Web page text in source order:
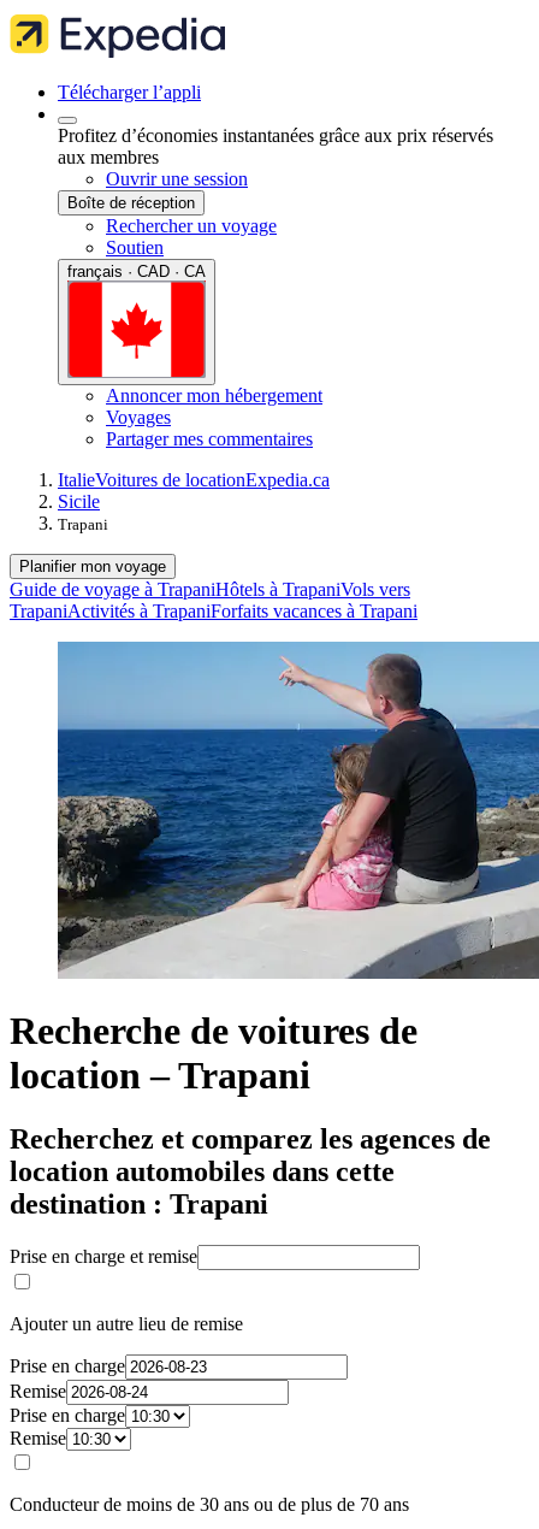
Télécharger l’appli
Profitez d’économies instantanées grâce aux prix réservés
aux membres
Ouvrir une session
Boîte de réception
Rechercher un voyage
Soutien
français · CAD · CA
Annoncer mon hébergement
Voyages
Partager mes commentaires
ItalieVoitures de locationExpedia.ca
Sicile
Trapani
Planifier mon voyage
Guide de voyage à TrapaniHôtels à TrapaniVols vers
TrapaniActivités à TrapaniForfaits vacances à Trapani
Recherche de voitures de
location – Trapani
Recherchez et comparez les agences de
location automobiles dans cette
destination : Trapani
Prise en charge et remise
Ajouter un autre lieu de remise
Prise en charge
Remise
Prise en charge
Remise
Conducteur de moins de 30 ans ou de plus de 70 ans